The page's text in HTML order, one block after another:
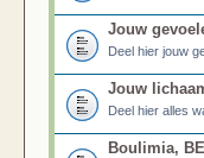
Jouw
Deel hier jouw
Jouw
Deel hier alles
Boulimia,